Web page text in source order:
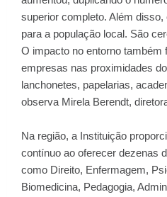
superior completo. Além
para a população local. São
O impacto no entorno também
empresas nas proximidades
lanchonetes, papelarias,
observa Mirela Berendt,
Na região, a Instituição
contínuo ao oferecer dezenas
como Direito, Enfermagem,
Biomedicina, Pedagogia,